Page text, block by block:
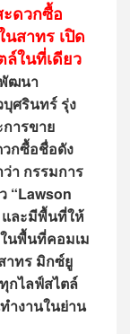
ดวกซื้อ
สาทร เปิด
ในที่เดียว
ฒนา
บุศรินทร์ รุ่ง
ารขาย
กซื้อชื่อดัง
า กรรมการ
“Lawson
และมีพื้นที่ให้
นพื้นที่คอมเม
าทร มิกซ์ยู
กไลฟ์สไตล์
ำงานในย่าน